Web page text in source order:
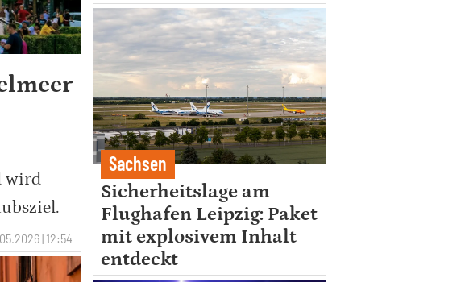
wird
| 12:54
Sachsen
Sicherheitslage am
Flughafen Leipzig: Paket
mit explosivem Inhalt
entdeckt